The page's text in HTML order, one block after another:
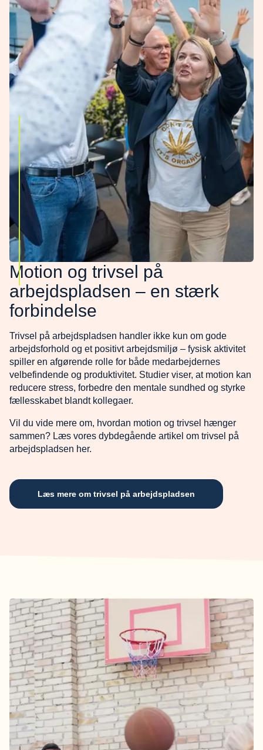
Motion og trivsel på
arbejdspladsen – en stærk
forbindelse
Trivsel på arbejdspladsen handler ikke kun om gode
arbejdsforhold og et positivt arbejdsmiljø – fysisk aktivitet
spiller en afgørende rolle for både medarbejdernes
velbefindende og produktivitet. Studier viser, at motion kan
reducere stress, forbedre den mentale sundhed og styrke
fællesskabet blandt kollegaer.
Vil du vide mere om, hvordan motion og trivsel hænger
sammen? Læs vores dybdegående artikel om trivsel på
arbejdspladsen her.
Læs mere om trivsel på arbejdspladsen